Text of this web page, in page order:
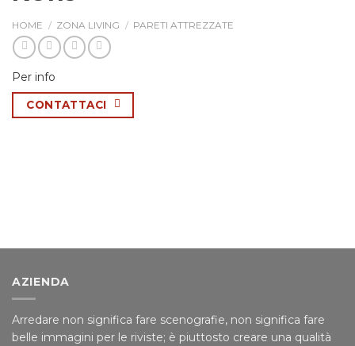
HOME / ZONA LIVING / PARETI ATTREZZATE
Per info
CONTATTACI
AZIENDA
Arredare non significa fare scenografie, non significa fare
belle immagini per le riviste; è piuttosto creare una qualità